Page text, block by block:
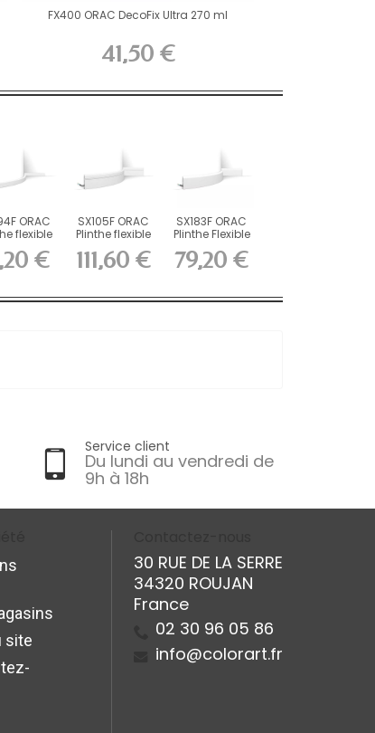
FX400 ORAC DecoFix Ultra 270 ml
41,50 €
ORAC
flexible
€
SX105F ORAC
Plinthe flexible
111,60 €
SX183F ORAC
Plinthe Flexible
79,20 €
Service client
Du lundi au vendredi de
9h à 18h
site
30 RUE DE LA SERRE
34320 ROUJAN
France
02 30 96 05 86
info@colorart.fr